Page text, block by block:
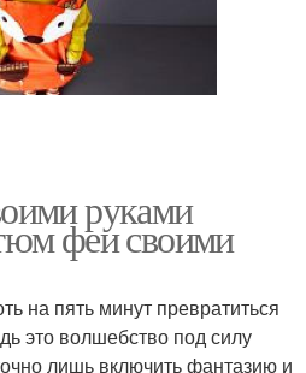
руками
феи своими
на пять минут превратиться
это волшебство под силу
лишь включить фантазию и